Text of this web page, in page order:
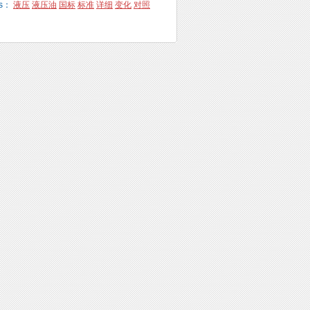
液压 液压油 国标 标准 详细 变化 对照